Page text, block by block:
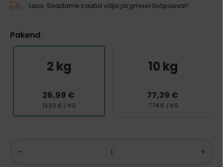
Laos. Saadame kauba välja järgmisel tööpäeval!
Pakend
2 kg
26,99 €
13.50 € / KG
10 kg
77,39 €
7.74 € / KG